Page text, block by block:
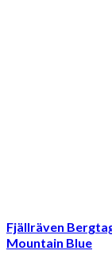
Fjällräven
Mountain Blue